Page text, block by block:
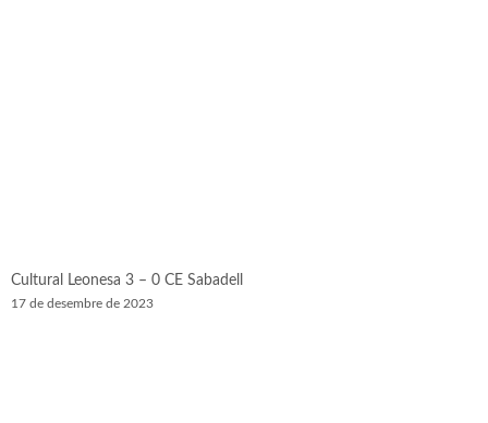
Cultural Leonesa 3 – 0 CE Sabadell
17 de desembre de 2023